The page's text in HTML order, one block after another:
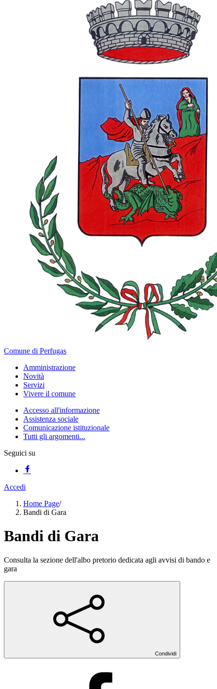
Comune di Perfugas
Amministrazione
Novità
Servizi
Vivere il comune
Accesso all'informazione
Assistenza sociale
Comunicazione istituzionale
Tutti gli argomenti...
Seguici su
Accedi
Home Page/
Bandi di Gara
Bandi di Gara
Consulta la sezione dell'albo pretorio dedicata agli avvisi di bando e
gara
Condividi